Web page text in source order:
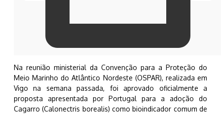
Na reunião ministerial da Convenção para a Proteção do
Meio Marinho do Atlântico Nordeste (OSPAR), realizada em
Vigo na semana passada, foi aprovado oficialmente a
proposta apresentada por Portugal para a adoção do
Cagarro (Calonectris borealis) como bioindicador comum de